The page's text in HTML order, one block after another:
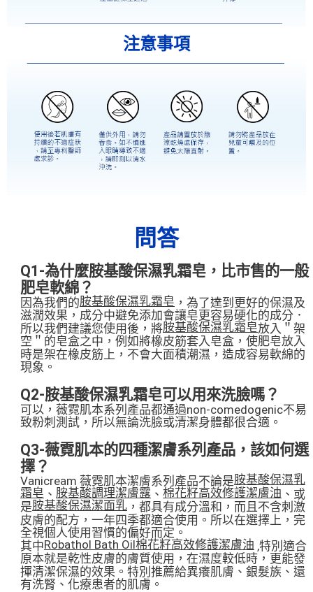
注意事項
問答
Q1-為什麼胺基酸保濕乳霜皂，比市售的一般
肥皂軟綿？
因為我們的胺基酸保濕乳霜皂 ，為了達到更好的保濕及
滋潤效果，成分中避免添加會讓皂更容易硬化的成分．
所以我們建議您使用後，將胺基酸保濕乳霜皂放入＂架
空＂的皂盒之中，例如將橡皮筋套入皂盒，使肥皂放入
時是架在橡皮筋上，不會大面積潮濕，造成容易軟綿的
現象。
Q2-胺基酸保濕乳霜皂可以用來洗臉嗎？
可以，薇霓肌本系列產品都通過non-comedogenic不易
致粉刺測試，所以無論洗臉或清潔身體都很合適。
Q3-薇霓肌本的四種潔膚系列產品，該如何選
擇？
Vanicream 薇霓肌本潔膚系列產品不論是胺基酸保濕乳
霜皂 、 胺基酸調理潔膚露 、 棉花籽高效修護潔膚油 、或
是胺基酸保濕潔面乳 ，都具有成分溫和，而且不含刺激
皮膚的配方，一年四季都適合使用。所以在選擇上，完
全視個人使用習慣的偏好而定。
其中Robathol Bath Oil棉花籽高效修護潔膚油 ,特別適合
原本就是乾性皮膚的膚質使用，在濕度較低時，更能發
揮清潔保濕的效果。特別推薦給異癢肌膚、銀髮族、還
有洗腎、化療患者的肌膚。